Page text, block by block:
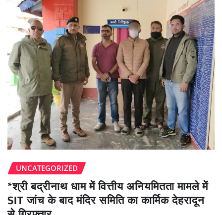
UNCATEGORIZED
*श्री बद्रीनाथ धाम में वित्तीय अनियमितता मामले में
SIT जांच के बाद मंदिर समिति का कार्मिक देहरादून